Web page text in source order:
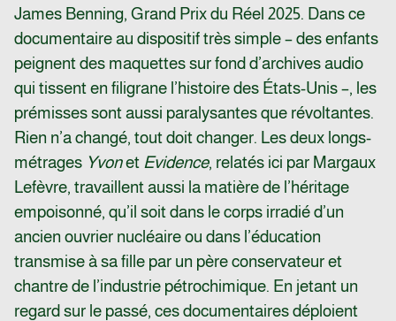
James Benning, Grand Prix du Réel 2025. Dans ce
documentaire au dispositif très simple – des enfants
peignent des maquettes sur fond d’archives audio
qui tissent en filigrane l’histoire des États-Unis –, les
prémisses sont aussi paralysantes que révoltantes.
Rien n’a changé, tout doit changer. Les deux longs-
métrages Yvonet Evidence, relatés ici par Margaux
Lefèvre, travaillent aussi la matière de l’héritage
empoisonné, qu’il soit dans le corps irradié d’un
ancien ouvrier nucléaire ou dans l’éducation
transmise à sa fille par un père conservateur et
chantre de l’industrie pétrochimique. En jetant un
regard sur le passé, ces documentaires déploient